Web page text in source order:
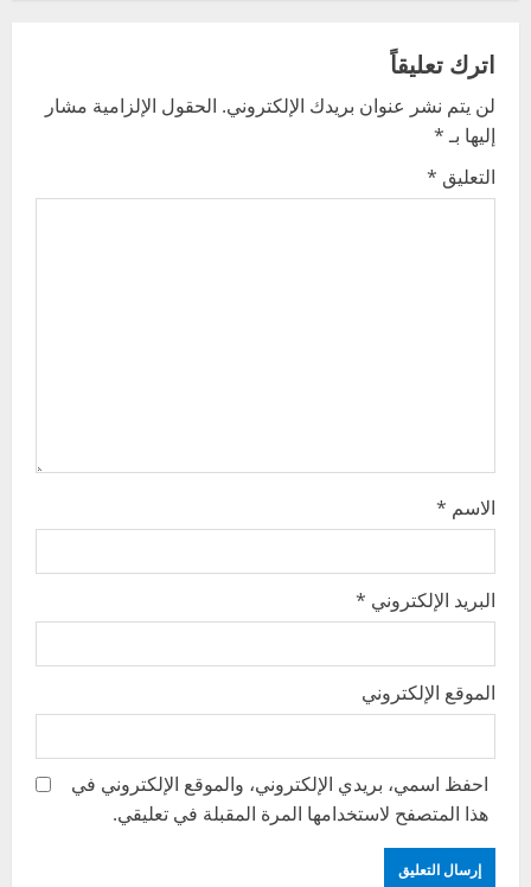
v
i
g
اترك تعليقاً
لن يتم نشر عنوان بريدك الإلكتروني. الحقول الإلزامية مشار
إليها بـ*
التعليق *
الاسم *
البريد الإلكتروني *
الموقع الإلكتروني
احفظ اسمي، بريدي الإلكتروني، والموقع الإلكتروني في
هذا المتصفح لاستخدامها المرة المقبلة في تعليقي.